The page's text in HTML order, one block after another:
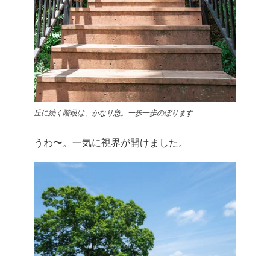
丘に続く階段は、かなり急。一歩一歩のぼります
うわ〜。一気に視界が開けました。